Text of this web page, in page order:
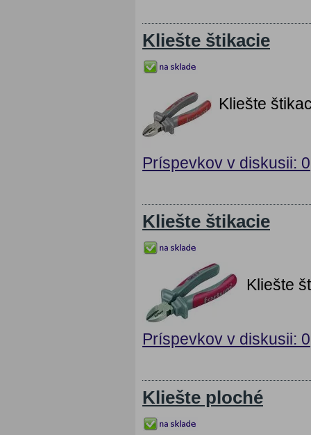
Kliešte štikacie
Kliešte
Príspevkov v diskusii: 0
Kliešte štikacie
Kliešte
Príspevkov v diskusii: 0
Kliešte ploché